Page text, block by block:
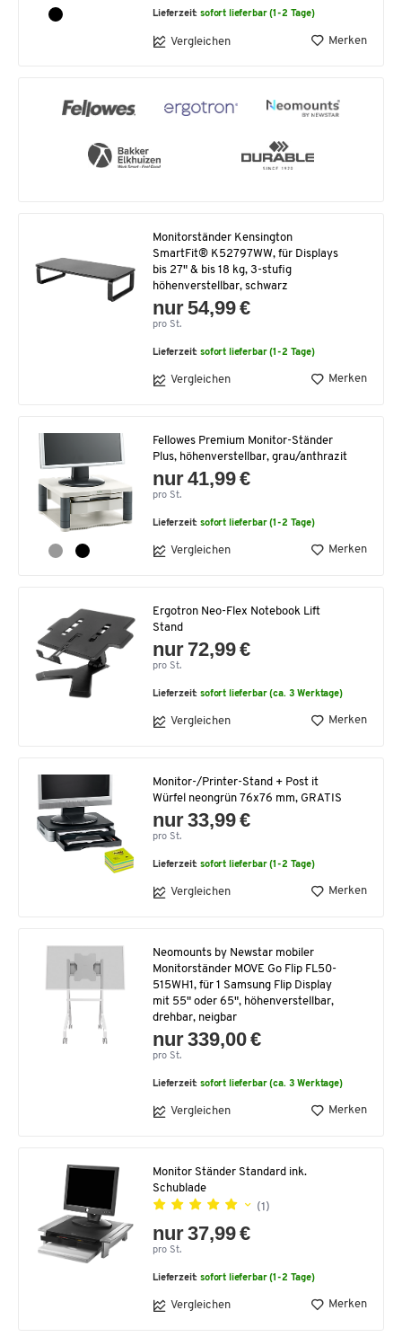
Lieferzeit:sofort lieferbar (1-2 Tage)
Vergleichen Merken
Monitorständer Kensington
SmartFit® K52797WW, für Displays
bis 27" & bis 18 kg, 3-stufig
höhenverstellbar, schwarz
nur 54,99 €
pro St.
Lieferzeit:sofort lieferbar (1-2 Tage)
Vergleichen Merken
Fellowes Premium Monitor-Ständer
Plus, höhenverstellbar, grau/anthrazit
nur 41,99 €
pro St.
Lieferzeit:sofort lieferbar (1-2 Tage)
Vergleichen Merken
Ergotron Neo-Flex Notebook Lift
Stand
nur 72,99 €
pro St.
Lieferzeit:sofort lieferbar (ca. 3 Werktage)
Vergleichen Merken
Monitor-/Printer-Stand + Post it
Würfel neongrün 76x76 mm, GRATIS
nur 33,99 €
pro St.
Lieferzeit:sofort lieferbar (1-2 Tage)
Vergleichen Merken
Neomounts by Newstar mobiler
Monitorständer MOVE Go Flip FL50-
515WH1, für 1 Samsung Flip Display
mit 55" oder 65", höhenverstellbar,
drehbar, neigbar
nur 339,00 €
pro St.
Lieferzeit:sofort lieferbar (ca. 3 Werktage)
Vergleichen Merken
Monitor Ständer Standard ink.
Schublade
(1)
nur 37,99 €
pro St.
Lieferzeit:sofort lieferbar (1-2 Tage)
Vergleichen Merken